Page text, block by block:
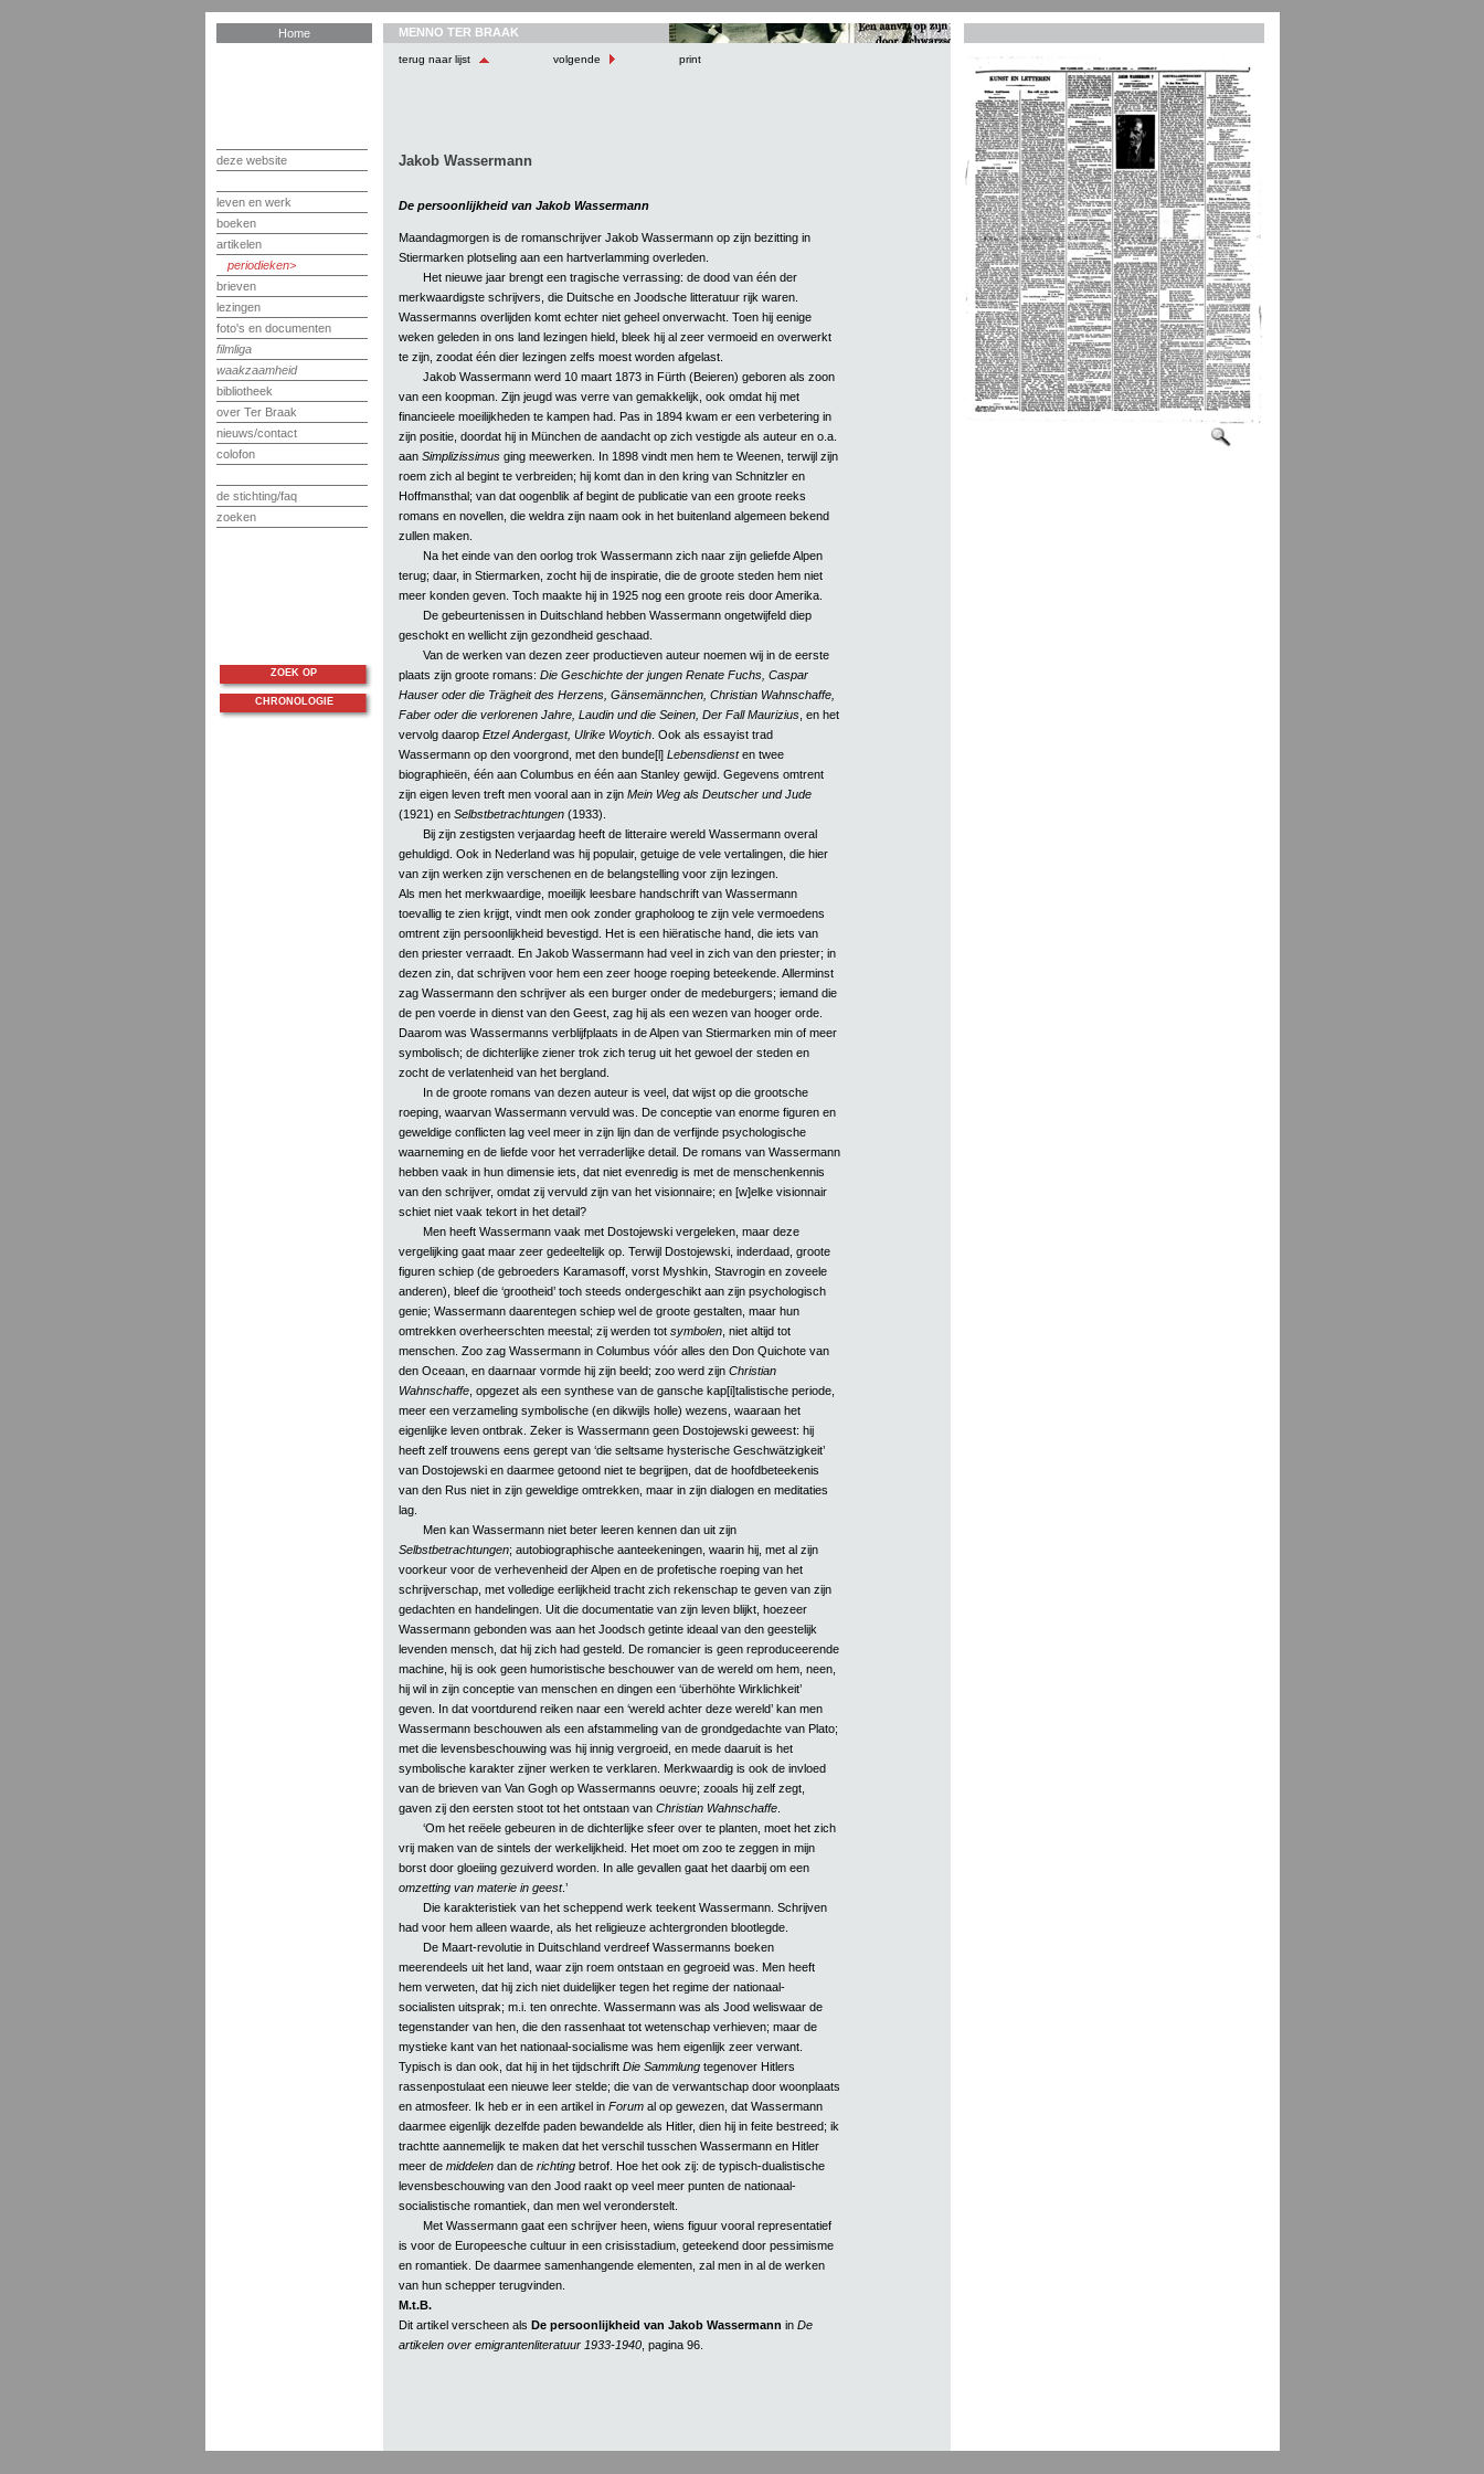
Home
deze website
leven en werk
boeken
artikelen
periodieken
brieven
lezingen
foto's en documenten
filmliga
waakzaamheid
bibliotheek
over Ter Braak
nieuws/contact
colofon
de stichting/faq
zoeken
MENNO TER BRAAK
terug naar lijst volgende print
Jakob Wassermann
De persoonlijkheid van Jakob Wassermann
Maandagmorgen is de romanschrijver Jakob Wassermann op zijn bezitting in
Stiermarken plotseling aan een hartverlamming overleden.
Het nieuwe jaar brengt een tragische verrassing: de dood van één der
merkwaardigste schrijvers, die Duitsche en Joodsche litteratuur rijk waren.
Wassermanns overlijden komt echter niet geheel onverwacht. Toen hij eenige
weken geleden in ons land lezingen hield, bleek hij al zeer vermoeid en overwerkt
te zijn, zoodat één dier lezingen zelfs moest worden afgelast.
Jakob Wassermann werd 10 maart 1873 in Fürth (Beieren) geboren als zoon
van een koopman. Zijn jeugd was verre van gemakkelijk, ook omdat hij met
financieele moeilijkheden te kampen had. Pas in 1894 kwam er een verbetering in
zijn positie, doordat hij in München de aandacht op zich vestigde als auteur en o.a.
aan Simplizissimusging meewerken. In 1898 vindt men hem te Weenen, terwijl zijn
roem zich al begint te verbreiden; hij komt dan in den kring van Schnitzler en
Hoffmansthal; van dat oogenblik af begint de publicatie van een groote reeks
romans en novellen, die weldra zijn naam ook in het buitenland algemeen bekend
zullen maken.
Na het einde van den oorlog trok Wassermann zich naar zijn geliefde Alpen
terug; daar, in Stiermarken, zocht hij de inspiratie, die de groote steden hem niet
meer konden geven. Toch maakte hij in 1925 nog een groote reis door Amerika.
De gebeurtenissen in Duitschland hebben Wassermann ongetwijfeld diep
geschokt en wellicht zijn gezondheid geschaad.
Van de werken van dezen zeer productieven auteur noemen wij in de eerste
plaats zijn groote romans: Die Geschichte der jungen Renate Fuchs, Caspar
Hauser oder die Trägheit des Herzens, Gänsemännchen, Christian Wahnschaffe,
Faber oder die verlorenen Jahre, Laudin und die Seinen, Der Fall Maurizius, en het
vervolg daarop Etzel Andergast, Ulrike Woytich. Ook als essayist trad
Wassermann op den voorgrond, met den bunde[l] Lebensdiensten twee
biographieën, één aan Columbus en één aan Stanley gewijd. Gegevens omtrent
zijn eigen leven treft men vooral aan in zijn Mein Weg als Deutscher und Jude
(1921) en Selbstbetrachtungen(1933).
Bij zijn zestigsten verjaardag heeft de litteraire wereld Wassermann overal
gehuldigd. Ook in Nederland was hij populair, getuige de vele vertalingen, die hier
van zijn werken zijn verschenen en de belangstelling voor zijn lezingen.
Als men het merkwaardige, moeilijk leesbare handschrift van Wassermann
toevallig te zien krijgt, vindt men ook zonder grapholoog te zijn vele vermoedens
omtrent zijn persoonlijkheid bevestigd. Het is een hiëratische hand, die iets van
den priester verraadt. En Jakob Wassermann had veel in zich van den priester; in
dezen zin, dat schrijven voor hem een zeer hooge roeping beteekende. Allerminst
zag Wassermann den schrijver als een burger onder de medeburgers; iemand die
de pen voerde in dienst van den Geest, zag hij als een wezen van hooger orde.
Daarom was Wassermanns verblijfplaats in de Alpen van Stiermarken min of meer
symbolisch; de dichterlijke ziener trok zich terug uit het gewoel der steden en
zocht de verlatenheid van het bergland.
In de groote romans van dezen auteur is veel, dat wijst op die grootsche
roeping, waarvan Wassermann vervuld was. De conceptie van enorme figuren en
geweldige conflicten lag veel meer in zijn lijn dan de verfijnde psychologische
waarneming en de liefde voor het verraderlijke detail. De romans van Wassermann
hebben vaak in hun dimensie iets, dat niet evenredig is met de menschenkennis
van den schrijver, omdat zij vervuld zijn van het visionnaire; en [w]elke visionnair
schiet niet vaak tekort in het detail?
Men heeft Wassermann vaak met Dostojewski vergeleken, maar deze
vergelijking gaat maar zeer gedeeltelijk op. Terwijl Dostojewski, inderdaad, groote
figuren schiep (de gebroeders Karamasoff, vorst Myshkin, Stavrogin en zoveele
anderen), bleef die ‘grootheid’ toch steeds ondergeschikt aan zijn psychologisch
genie; Wassermann daarentegen schiep wel de groote gestalten, maar hun
omtrekken overheerschten meestal; zij werden tot symbolen, niet altijd tot
menschen. Zoo zag Wassermann in Columbus vóór alles den Don Quichote van
den Oceaan, en daarnaar vormde hij zijn beeld; zoo werd zijn Christian
Wahnschaffe, opgezet als een synthese van de gansche kap[i]talistische periode,
meer een verzameling symbolische (en dikwijls holle) wezens, waaraan het
eigenlijke leven ontbrak. Zeker is Wassermann geen Dostojewski geweest: hij
heeft zelf trouwens eens gerept van ‘die seltsame hysterische Geschwätzigkeit’
van Dostojewski en daarmee getoond niet te begrijpen, dat de hoofdbeteekenis
van den Rus niet in zijn geweldige omtrekken, maar in zijn dialogen en meditaties
lag.
Men kan Wassermann niet beter leeren kennen dan uit zijn
Selbstbetrachtungen; autobiographische aanteekeningen, waarin hij, met al zijn
voorkeur voor de verhevenheid der Alpen en de profetische roeping van het
schrijverschap, met volledige eerlijkheid tracht zich rekenschap te geven van zijn
gedachten en handelingen. Uit die documentatie van zijn leven blijkt, hoezeer
Wassermann gebonden was aan het Joodsch getinte ideaal van den geestelijk
levenden mensch, dat hij zich had gesteld. De romancier is geen reproduceerende
machine, hij is ook geen humoristische beschouwer van de wereld om hem, neen,
hij wil in zijn conceptie van menschen en dingen een ‘überhöhte Wirklichkeit’
geven. In dat voortdurend reiken naar een ‘wereld achter deze wereld’ kan men
Wassermann beschouwen als een afstammeling van de grondgedachte van Plato;
met die levensbeschouwing was hij innig vergroeid, en mede daaruit is het
symbolische karakter zijner werken te verklaren. Merkwaardig is ook de invloed
van de brieven van Van Gogh op Wassermanns oeuvre; zooals hij zelf zegt,
gaven zij den eersten stoot tot het ontstaan van Christian Wahnschaffe.
‘Om het reëele gebeuren in de dichterlijke sfeer over te planten, moet het zich
vrij maken van de sintels der werkelijkheid. Het moet om zoo te zeggen in mijn
borst door gloeiing gezuiverd worden. In alle gevallen gaat het daarbij om een
omzetting van materie in geest.’
Die karakteristiek van het scheppend werk teekent Wassermann. Schrijven
had voor hem alleen waarde, als het religieuze achtergronden blootlegde.
De Maart-revolutie in Duitschland verdreef Wassermanns boeken
meerendeels uit het land, waar zijn roem ontstaan en gegroeid was. Men heeft
hem verweten, dat hij zich niet duidelijker tegen het regime der nationaal-
socialisten uitsprak; m.i. ten onrechte. Wassermann was als Jood weliswaar de
tegenstander van hen, die den rassenhaat tot wetenschap verhieven; maar de
mystieke kant van het nationaal-socialisme was hem eigenlijk zeer verwant.
Typisch is dan ook, dat hij in het tijdschrift Die Sammlungtegenover Hitlers
rassenpostulaat een nieuwe leer stelde; die van de verwantschap door woonplaats
en atmosfeer. Ik heb er in een artikel in Forumal op gewezen, dat Wassermann
daarmee eigenlijk dezelfde paden bewandelde als Hitler, dien hij in feite bestreed; ik
trachtte aannemelijk te maken dat het verschil tusschen Wassermann en Hitler
meer de middelendan de richtingbetrof. Hoe het ook zij: de typisch-dualistische
levensbeschouwing van den Jood raakt op veel meer punten de nationaal-
socialistische romantiek, dan men wel veronderstelt.
Met Wassermann gaat een schrijver heen, wiens figuur vooral representatief
is voor de Europeesche cultuur in een crisisstadium, geteekend door pessimisme
en romantiek. De daarmee samenhangende elementen, zal men in al de werken
van hun schepper terugvinden.
M.t.B.
Dit artikel verscheen als De persoonlijkheid van Jakob Wassermann in De
artikelen over emigrantenliteratuur 1933-1940, pagina 96.
ZOEK OP
CHRONOLOGIE